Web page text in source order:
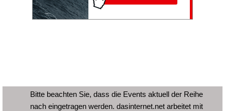
Bitte beachten Sie, dass die Events aktuell der Reihe
nach eingetragen werden. dasinternet.net arbeitet mit